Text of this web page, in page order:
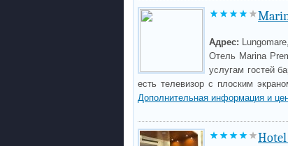
Адрес:
Отель Marina
услугам гостей
есть телевизор с плоским
Дополнительная информация и
Hotel